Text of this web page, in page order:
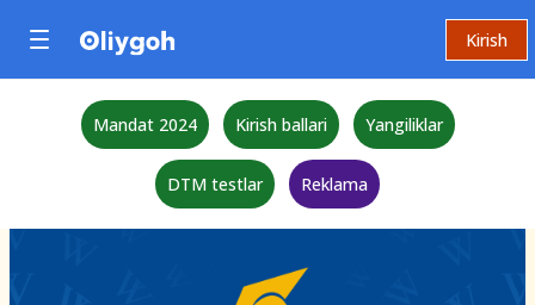
Kirish
Mandat 2024 Kirish ballari Yangiliklar
DTM testlar Reklama